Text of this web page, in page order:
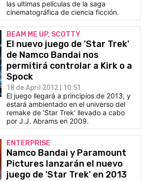
las ultimas películas de la saga
cinematográfica de ciencia ficción.
BEAM ME UP, SCOTTY
El nuevo juego de 'Star Trek'
de Namco Bandai nos
permitirá controlar a Kirk o a
Spock
18 de April 2012 | 10:51
El juego llegará a principios de 2013, y
estará ambientado en el universo del
remake de 'Star Trek' llevado a cabo
por J.J. Abrams en 2009.
ENTERPRISE
Namco Bandai y Paramount
Pictures lanzarán el nuevo
juego de 'Star Trek' en 2013